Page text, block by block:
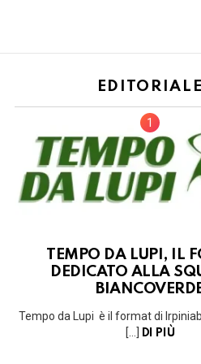
EDITORIALE
TEMPO DA LUPI, IL
DEDICATO ALLA
Tempo da Lupi è il format di
[…]
DI PIÙ